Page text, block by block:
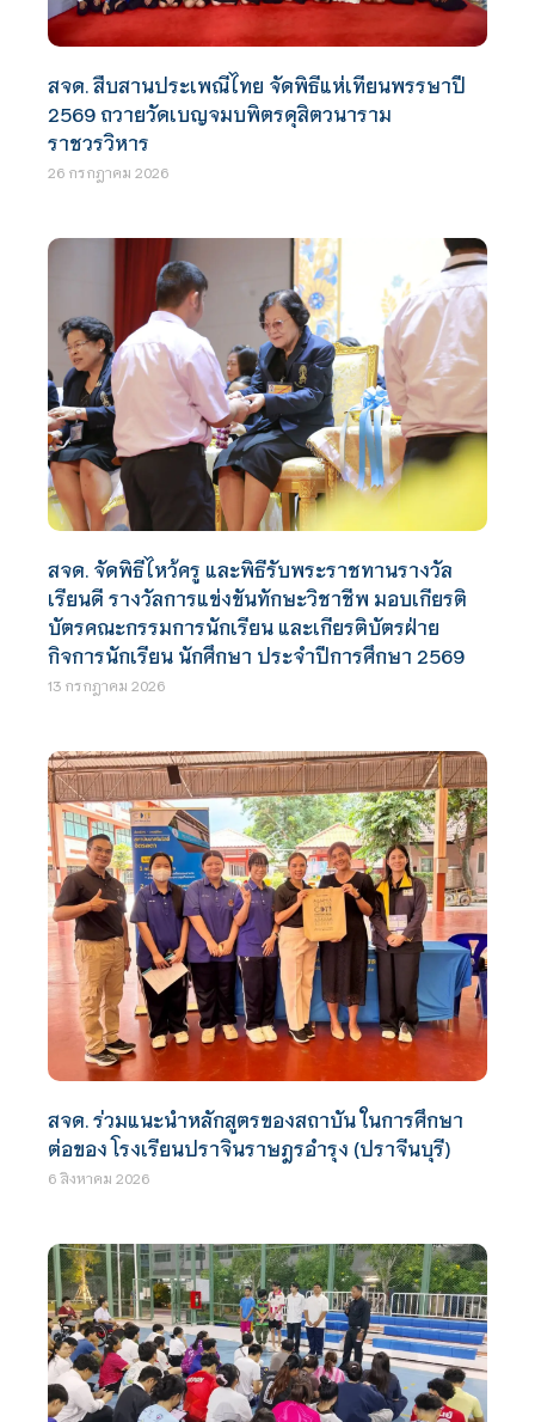
สจด. สืบสานประเพณีไทย จัดพิธีแห่เทียนพรรษาปี
2569 ถวายวัดเบญจมบพิตรดุสิตวนาราม
ราชวรวิหาร
26 กรกฎาคม 2026
สจด. จัดพิธีไหว้ครู และพิธีรับพระราชทานรางวัล
เรียนดี รางวัลการแข่งขันทักษะวิชาชีพ มอบเกียรติ
บัตรคณะกรรมการนักเรียน และเกียรติบัตรฝ่าย
กิจการนักเรียน นักศึกษา ประจำปีการศึกษา 2569
13 กรกฎาคม 2026
สจด. ร่วมแนะนำหลักสูตรของสถาบัน ในการศึกษา
ต่อของ โรงเรียนปราจินราษฎรอำรุง (ปราจีนบุรี)
6 สิงหาคม 2026